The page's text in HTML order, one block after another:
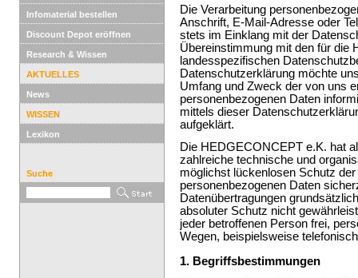
Infomaterial bestellen
Discount Depot eröffnen
Research & Wissen
AKTUELLES
News
WISSEN
Lexikon
Suche
Die Verarbeitung
Anschrift, E-Mail-Adresse oder
stets im Einklang mit der
Übereinstimmung mit den für die
landesspezifischen
Datenschutzerklärung möchte
Umfang und Zweck der von uns
personenbezogenen Daten
mittels dieser
aufgeklärt.
Die HEDGECONCEPT e.K. hat
zahlreiche technische und
möglichst lückenlosen Schutz
personenbezogenen Daten
Datenübertragungen
absoluter Schutz nicht
jeder betroffenen Person frei,
Wegen, beispielsweise
1. Begriffsbestimmungen